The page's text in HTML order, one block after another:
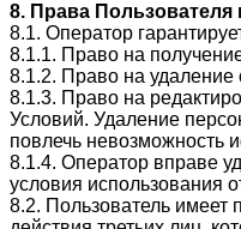
8. Права
8.1. Оператор
8.1.1. Право на
8.1.2. Право на
8.1.3. Право на
Условий. Удаление
повлечь невозможность
8.1.4. Оператор вправе
условия использования
8.2. Пользователь имеет